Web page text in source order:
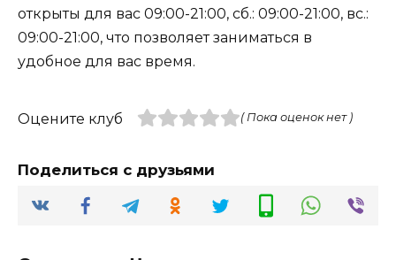
открыты для вас 09:00-21:00, сб.: 09:00-21:00, вс.:
09:00-21:00, что позволяет заниматься в
удобное для вас время.
Оцените клуб ( Пока оценок нет )
Поделиться с друзьями